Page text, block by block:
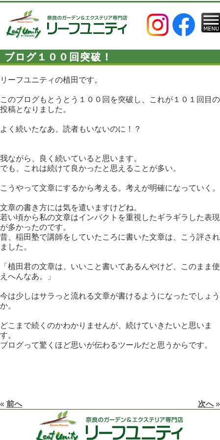
ブログ１００回突破！
リーフユニティの植田です。
このブログもとうとう１００回を突破し、これが１０１回目の
投稿となりました。
よく続いたなあ、読者もいないのに！？
我ながら、良く続いていると思います。
でも、これは続けて良かったと思えることが多い。
こうやって文章にするから考える。考えが明確になっていく。
文章の書き方には気を遣いますけどね。
若い頃から私の文章はインパクトを重視したギラギラした表現
が多かったのです。
昔、稲田塾で講師をしていたころに書いた文章は、こう評され
ました。
「植田君の文章は、いいこと書いてあるんやけど、このまま使
えへんなあ。」
今は少しはサラっと流れる文章が書けるようになったでしょう
か。
どこまで続くのかわかりませんが、続けていきたいと思いま
す。
ブログって驚くほど思いが伝わるツールだと思うからです。
« 前へ 次へ»